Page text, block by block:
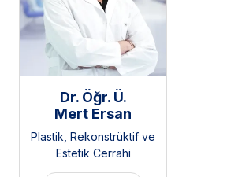
Dr. Öğr. Ü.
Mert Ersan
Plastik, Rekonstrüktif ve
Estetik Cerrahi